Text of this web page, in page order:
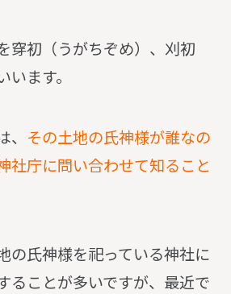
穿初（うがちぞめ）、刈初
います。
その土地の氏神様が誰なの
社庁に問い合わせて知ること
の氏神様を祀っている神社に
ることが多いですが、最近で